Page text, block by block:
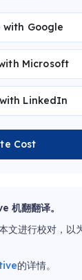
with Google
Microsoft
LinkedIn
Cost
翻翻译。
文进行校对，以
的详情。